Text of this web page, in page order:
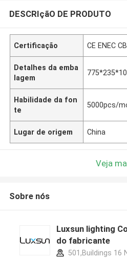
DESCRIçãO DE PRODUTO
Certificação CE ENEC
Detalhes da emba
lagem
Habilidade da fon
te
5000pcs/
Lugar de origem China
Veja
Sobre nós
Luxsun lighting
do fabricante
501,Buildings 16